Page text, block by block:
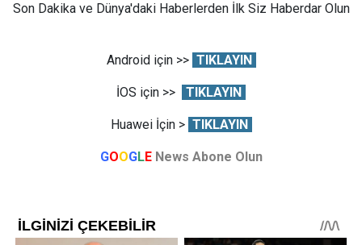
Son Dakika ve Dünya'daki Haberlerden İlk Siz Haberdar Olun
Android için >> TIKLAYIN
İOS için >> TIKLAYIN
Huawei İçin > TIKLAYIN
GOOGLE News Abone Olun